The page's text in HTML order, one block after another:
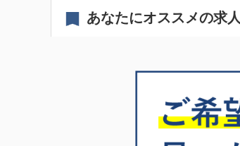
あなたにオススメの求人